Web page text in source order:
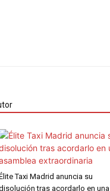
Taxi Madrid anuncia su
tras acordarlo en una